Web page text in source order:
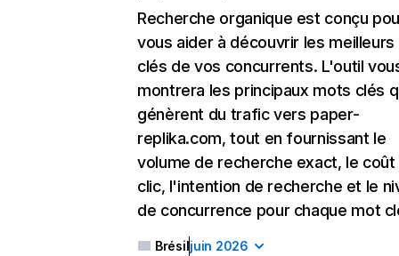
Recherche organique est conçu
vous aider à découvrir les
clés de vos concurrents. L'outil
montrera les principaux mots clés
génèrent du trafic vers paper-
replika.com, tout en fournissant le
volume de recherche exact, le coût
clic, l'intention de recherche et le
de concurrence pour chaque mot
Brésiljuin 2026